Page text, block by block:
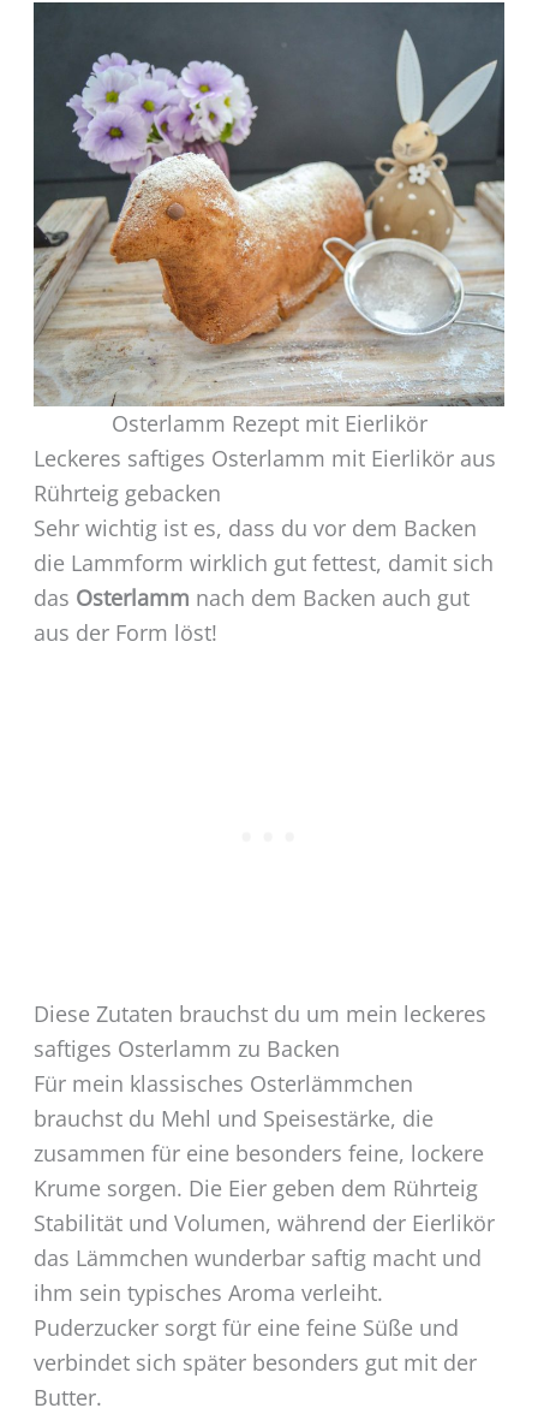
Osterlamm Rezept mit Eierlikör
Leckeres saftiges Osterlamm mit Eierlikör aus
Rührteig gebacken
Sehr wichtig ist es, dass du vor dem Backen
die Lammform wirklich gut fettest, damit sich
das Osterlamm nach dem Backen auch gut
aus der Form löst!
Diese Zutaten brauchst du um mein leckeres
saftiges Osterlamm zu Backen
Für mein klassisches Osterlämmchen
brauchst du Mehl und Speisestärke, die
zusammen für eine besonders feine, lockere
Krume sorgen. Die Eier geben dem Rührteig
Stabilität und Volumen, während der Eierlikör
das Lämmchen wunderbar saftig macht und
ihm sein typisches Aroma verleiht.
Puderzucker sorgt für eine feine Süße und
verbindet sich später besonders gut mit der
Butter.